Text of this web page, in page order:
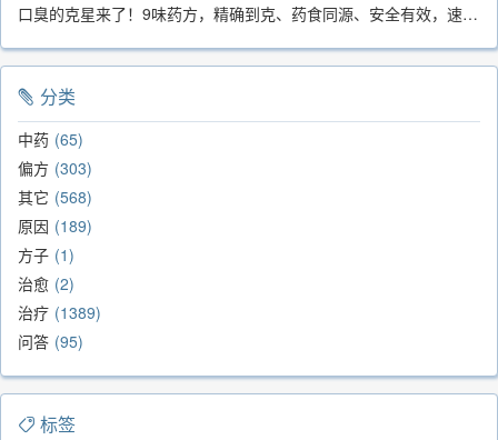
口臭的克星来了！9味药方，精确到克、药食同源、安全有效，速看！
分类
中药 65
偏方 303
其它 568
原因 189
方子 1
治愈 2
治疗 1389
问答 95
标签